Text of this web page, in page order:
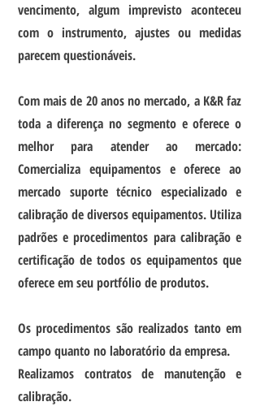
vencimento, algum imprevisto aconteceu
com o instrumento, ajustes ou medidas
parecem questionáveis.
Com mais de 20 anos no mercado, a K&R faz
toda a diferença no segmento e oferece o
melhor para atender ao mercado:
Comercializa equipamentos e oferece ao
mercado suporte técnico especializado e
calibração de diversos equipamentos. Utiliza
padrões e procedimentos para calibração e
certificação de todos os equipamentos que
oferece em seu portfólio de produtos.
Os procedimentos são realizados tanto em
campo quanto no laboratório da empresa.
Realizamos contratos de manutenção e
calibração.